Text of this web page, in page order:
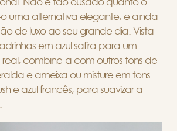
uma alternativa elegante, e ainda
de luxo ao seu grande dia. Vista
em azul safira para um
combine-a com outros tons de
e ameixa ou misture em tons
e azul francês, para suavizar a